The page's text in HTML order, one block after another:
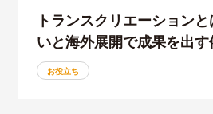
トランスクリエーション
いと海外展開で成果を出す
お役立ち